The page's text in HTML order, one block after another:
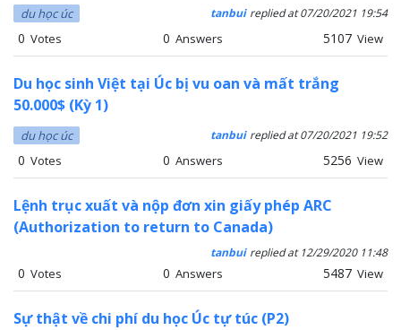
0 Votes 0 Answers 5107 View
du học úc tanbui replied at 07/20/2021 19:54
0 Votes 0 Answers 5256 View
Du học sinh Việt tại Úc bị vu oan và mất trắng
50.000$ (Kỳ 1)
du học úc tanbui replied at 07/20/2021 19:52
0 Votes 0 Answers 5487 View
Lệnh trục xuất và nộp đơn xin giấy phép ARC
(Authorization to return to Canada)
tanbui replied at 12/29/2020 11:48
Sự thật về chi phí du học Úc tự túc (P2)